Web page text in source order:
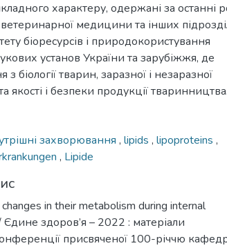
характеру, одержані за останні
медицини та інших
біоресурсів і природокористування
установ України та зарубіжжя, де
біології тварин, заразної і незаразної
якості і безпеки продукції тваринництва.
захворювання , lipids , lipoproteins ,
, Lipide
in their metabolism during internal
здоров’я – 2022 : матеріали
присвяченої 100-річчю